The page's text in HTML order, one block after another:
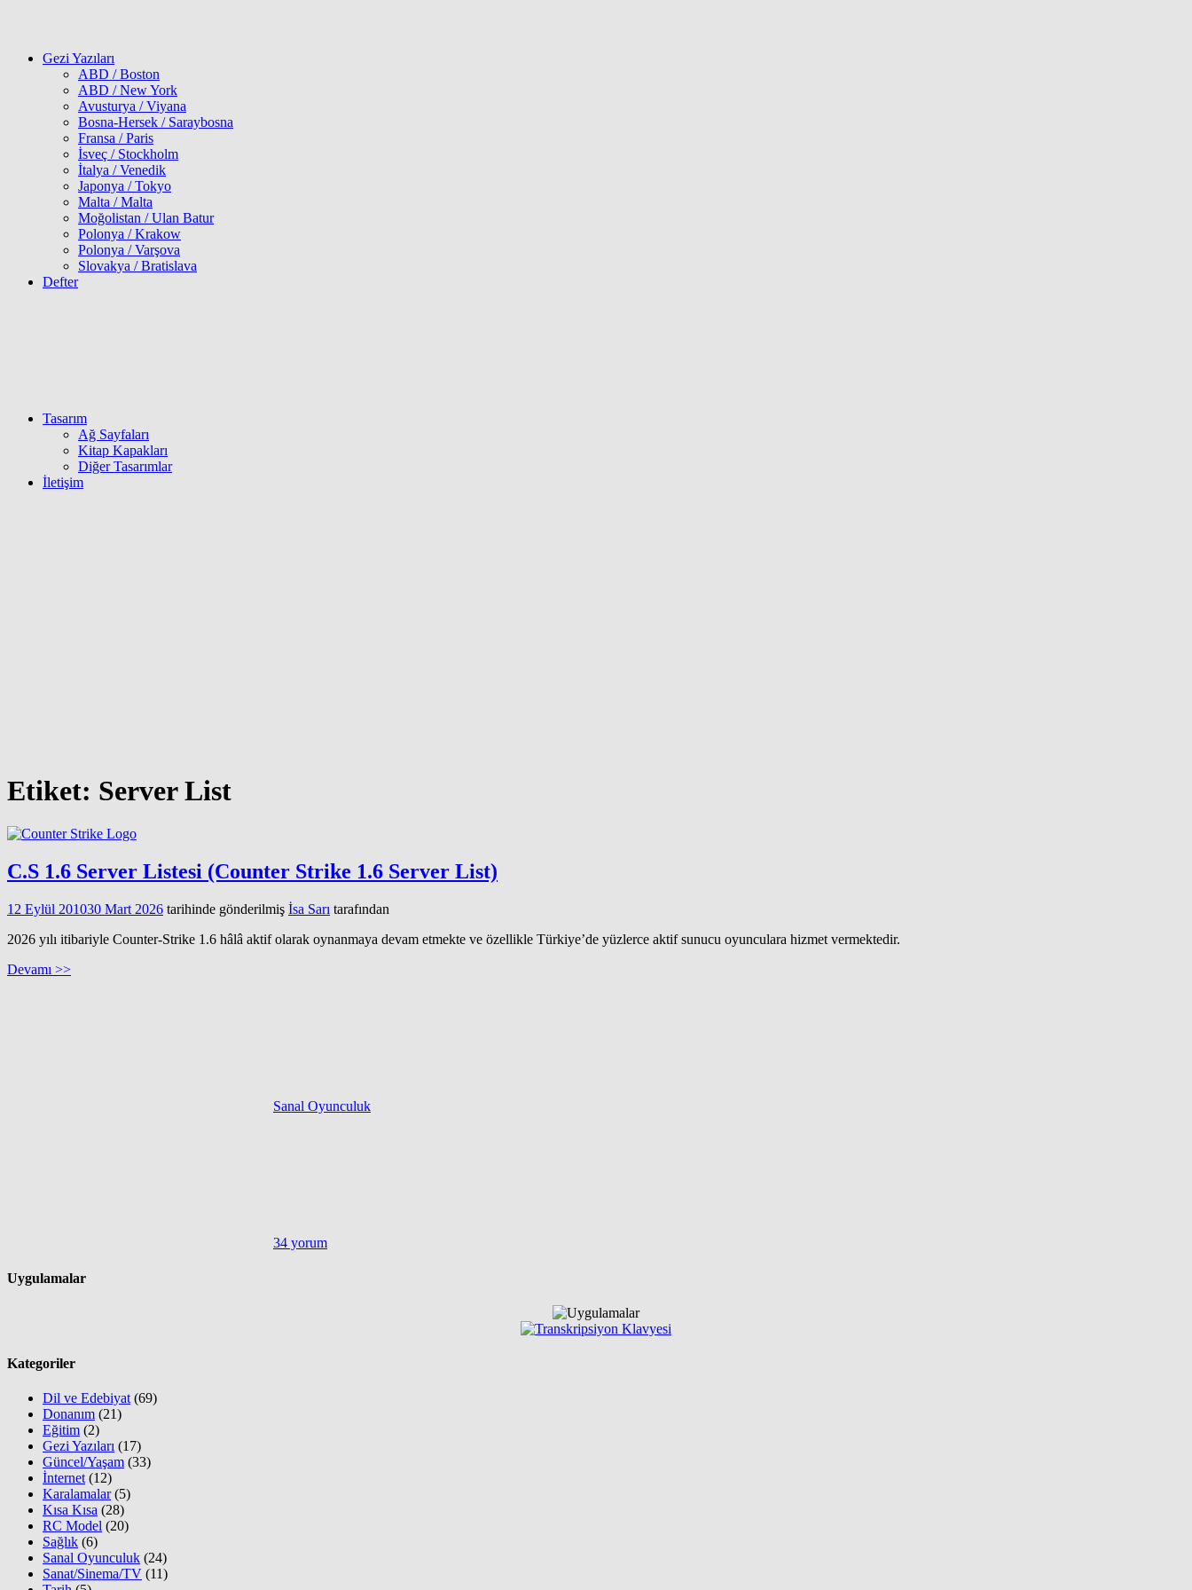
Gezi Yazıları
ABD / Boston
ABD / New York
Avusturya / Viyana
Bosna-Hersek / Saraybosna
Fransa / Paris
İsveç / Stockholm
İtalya / Venedik
Japonya / Tokyo
Malta / Malta
Moğolistan / Ulan Batur
Polonya / Krakow
Polonya / Varşova
Slovakya / Bratislava
Defter
Tasarım
Ağ Sayfaları
Kitap Kapakları
Diğer Tasarımlar
İletişim
Etiket: Server List
C.S 1.6 Server Listesi (Counter Strike 1.6 Server List)
12 Eylül 201030 Mart 2026 tarihinde gönderilmiş İsa Sarı tarafından
2026 yılı itibariyle Counter-Strike 1.6 hâlâ aktif olarak oynanmaya devam etmekte ve özellikle Türkiye’de yüzlerce aktif sunucu oyunculara hizmet vermektedir.
Devamı >>
Sanal Oyunculuk
34 yorum
Uygulamalar
Kategoriler
Dil ve Edebiyat (69)
Donanım (21)
Eğitim (2)
Gezi Yazıları (17)
Güncel/Yaşam (33)
İnternet (12)
Karalamalar(5)
Kısa Kısa (28)
RC Model (20)
Sağlık (6)
Sanal Oyunculuk (24)
Sanat/Sinema/TV (11)